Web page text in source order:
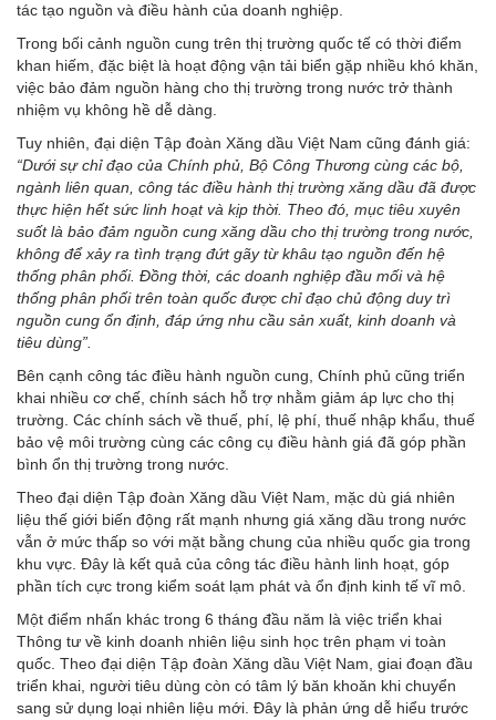
tác tạo nguồn và điều hành của doanh nghiệp.
Trong bối cảnh nguồn cung trên thị trường quốc tế có thời điểm
khan hiếm, đặc biệt là hoạt động vận tải biển gặp nhiều khó khăn,
việc bảo đảm nguồn hàng cho thị trường trong nước trở thành
nhiệm vụ không hề dễ dàng.
Tuy nhiên, đại diện Tập đoàn Xăng dầu Việt Nam cũng đánh giá:
“Dưới sự chỉ đạo của Chính phủ, Bộ Công Thương cùng các bộ,
ngành liên quan, công tác điều hành thị trường xăng dầu đã được
thực hiện hết sức linh hoạt và kịp thời. Theo đó, mục tiêu xuyên
suốt là bảo đảm nguồn cung xăng dầu cho thị trường trong nước,
không để xảy ra tình trạng đứt gãy từ khâu tạo nguồn đến hệ
thống phân phối. Đồng thời, các doanh nghiệp đầu mối và hệ
thống phân phối trên toàn quốc được chỉ đạo chủ động duy trì
nguồn cung ổn định, đáp ứng nhu cầu sản xuất, kinh doanh và
tiêu dùng”.
Bên cạnh công tác điều hành nguồn cung, Chính phủ cũng triển
khai nhiều cơ chế, chính sách hỗ trợ nhằm giảm áp lực cho thị
trường. Các chính sách về thuế, phí, lệ phí, thuế nhập khẩu, thuế
bảo vệ môi trường cùng các công cụ điều hành giá đã góp phần
bình ổn thị trường trong nước.
Theo đại diện Tập đoàn Xăng dầu Việt Nam, mặc dù giá nhiên
liệu thế giới biến động rất mạnh nhưng giá xăng dầu trong nước
vẫn ở mức thấp so với mặt bằng chung của nhiều quốc gia trong
khu vực. Đây là kết quả của công tác điều hành linh hoạt, góp
phần tích cực trong kiểm soát lạm phát và ổn định kinh tế vĩ mô.
Một điểm nhấn khác trong 6 tháng đầu năm là việc triển khai
Thông tư về kinh doanh nhiên liệu sinh học trên phạm vi toàn
quốc. Theo đại diện Tập đoàn Xăng dầu Việt Nam, giai đoạn đầu
triển khai, người tiêu dùng còn có tâm lý băn khoăn khi chuyển
sang sử dụng loại nhiên liệu mới. Đây là phản ứng dễ hiểu trước